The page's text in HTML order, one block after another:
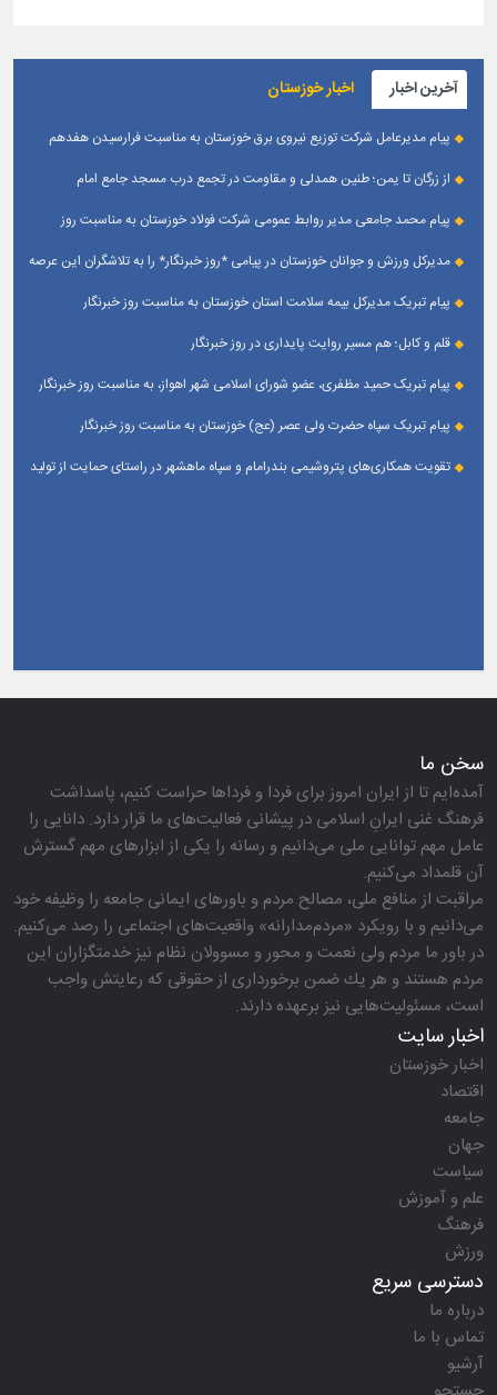
آخرین اخبار اخبار خوزستان
پیام مدیرعامل شرکت توزیع نیروی برق خوزستان به مناسبت فرارسیدن هفدهم
از زرگان تا یمن؛ طنین همدلی و مقاومت در تجمع درب مسجد جامع امام
پیام محمد جامعی مدیر روابط عمومی شرکت فولاد خوزستان به مناسبت روز
مدیرکل ورزش و جوانان خوزستان در پیامی *روز خبرنگار* را به تلاشگران این عرصه
پیام تبریک مدیرکل بیمه سلامت استان خوزستان به مناسبت روز خبرنگار
قلم و کابل؛ هم مسیر روایت پایداری در روز خبرنگار
پیام تبریک حمید مظفری، عضو شورای اسلامی شهر اهواز، به مناسبت روز خبرنگار
پیام تبریک سپاه حضرت ولی عصر (عج) خوزستان به مناسبت روز خبرنگار
تقویت همکاری‌های پتروشیمی بندرامام و سپاه ماهشهر در راستای حمایت از تولید
سخن ما
آمده‌ایم تا از ایران امروز برای فردا و فرداها حراست كنیم، پاسداشت
فرهنگ غنی ایرانِ اسلامی در پیشانی فعالیت‌های ما قرار دارد. دانایی را
عامل مهم توانایی ملی می‌دانیم و رسانه را یكی از ابزارهای مهم گسترش
آن قلمداد می‌كنیم.
مراقبت از منافع ملی، مصالح مردم و باورهای ایمانی جامعه را وظیفه خود
می‌دانیم و با رویكرد «مردم‌مدارانه‌» واقعیت‌های اجتماعی را رصد می‌كنیم.
در باور ما مردم ولی نعمت و محور و مسوولان نظام نیز خدمتگزاران این
مردم هستند و هر یك ضمن برخورداری از حقوقی كه رعایتش واجب
است، مسئولیت‌هایی نیز برعهده دارند.
اخبار سایت
اخبار خوزستان
اقتصاد
جامعه
جهان
سیاست
علم و آموزش
فرهنگ
ورزش
دسترسی سریع
درباره ما
تماس با ما
آرشیو